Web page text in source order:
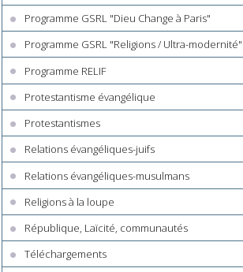
Programme GSRL "Dieu Change à Paris"
Programme GSRL "Religions / Ultra-modernité"
Programme RELIF
Protestantisme évangélique
Protestantismes
Relations évangéliques-juifs
Relations évangéliques-musulmans
Religions à la loupe
République, Laïcité, communautés
Téléchargements